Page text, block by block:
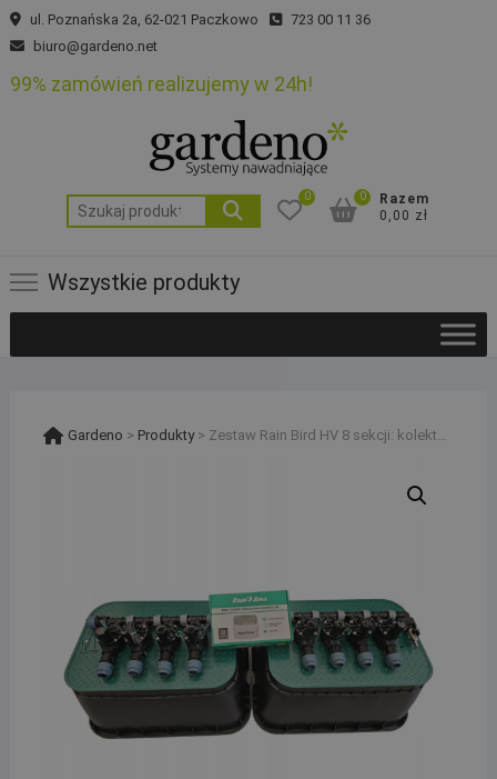
Skip
to
ul. Poznańska 2a, 62-021 Paczkowo
723 00 11 36
biuro@gardeno.net
99% zamówień realizujemy w 24h!
Szukaj:
0
Razem
0,00 zł
0
Wszystkie produkty
Gardeno > Produkty> Zestaw Rain Bird HV 8 sekcji: kolektor z kompresorem, sterownik RC2 i 2 studzienki PE 25